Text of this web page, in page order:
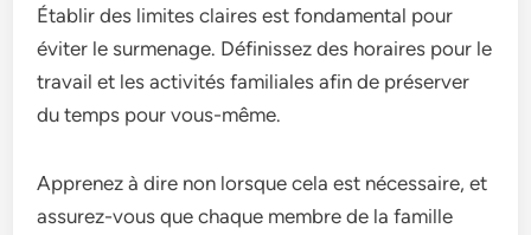
Établir des limites claires est fondamental pour
éviter le surmenage. Définissez des horaires pour le
travail et les activités familiales afin de préserver
du temps pour vous-même.
Apprenez à dire non lorsque cela est nécessaire, et
assurez-vous que chaque membre de la famille